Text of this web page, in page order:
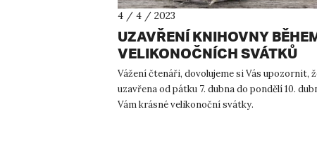
4 / 4 / 2023
UZAVŘENÍ KNIHOVNY
VELIKONOČNÍCH SVÁTKŮ
Vážení čtenáři, dovolujeme si Vás upozornit,
uzavřena od pátku 7. dubna do pondělí 10.
Vám krásné velikonoční svátky.